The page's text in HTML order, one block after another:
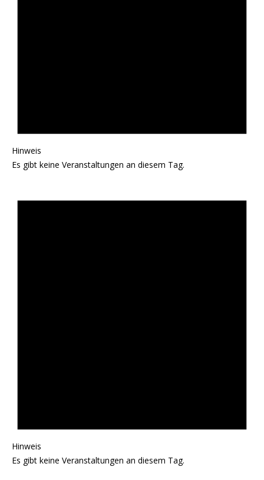
Hinweis
Es gibt keine Veranstaltungen an diesem Tag.
Hinweis
Es gibt keine Veranstaltungen an diesem Tag.